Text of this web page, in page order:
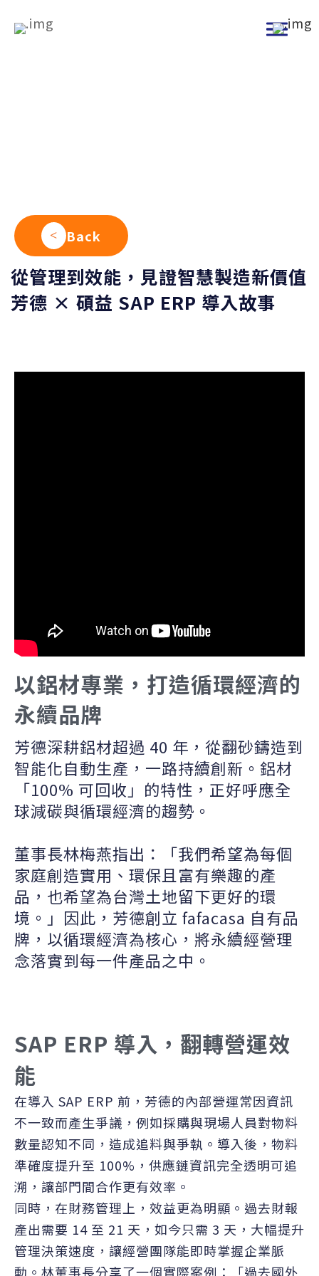
Back
從管理到效能，見證智慧製造新價值
芳德 × 碩益 SAP ERP 導入故事
以鋁材專業，打造循環經濟的
永續品牌
芳德深耕鋁材超過 40 年，從翻砂鑄造到
智能化自動生產，一路持續創新。鋁材
「100% 可回收」的特性，正好呼應全
球減碳與循環經濟的趨勢。
董事長林梅燕指出：「我們希望為每個
家庭創造實用、環保且富有樂趣的產
品，也希望為台灣土地留下更好的環
境。」因此，芳德創立 fafacasa 自有品
牌，以循環經濟為核心，將永續經營理
念落實到每一件產品之中。
SAP ERP 導入，翻轉營運效
能
在導入 SAP ERP 前，芳德的內部營運常因資訊
不一致而產生爭議，例如採購與現場人員對物料
數量認知不同，造成追料與爭執。導入後，物料
準確度提升至 100%，供應鏈資訊完全透明可追
溯，讓部門間合作更有效率。
同時，在財務管理上，效益更為明顯。過去財報
產出需要 14 至 21 天，如今只需 3 天，大幅提升
管理決策速度，讓經營團隊能即時掌握企業脈
動。林董事長分享了一個實際案例：「過去國外